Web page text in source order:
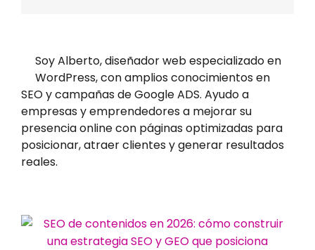
Soy Alberto, diseñador web especializado en
WordPress, con amplios conocimientos en
SEO y campañas de Google ADS. Ayudo a
empresas y emprendedores a mejorar su
presencia online con páginas optimizadas para
posicionar, atraer clientes y generar resultados
reales.